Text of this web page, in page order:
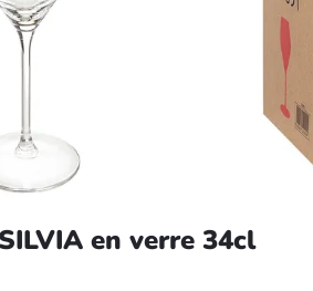
de la table
en verre 34cl